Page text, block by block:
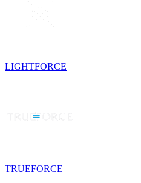
LIGHTFORCE
TRUEFORCE